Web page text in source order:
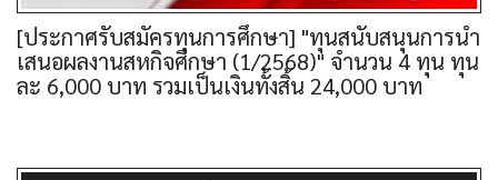
[ประกาศรับสมัครทุนการศึกษา] "ทุนสนับสนุนการนำ
เสนอผลงานสหกิจศึกษา (1/2568)" จำนวน 4 ทุน ทุน
ละ 6,000 บาท รวมเป็นเงินทั้งสิ้น 24,000 บาท